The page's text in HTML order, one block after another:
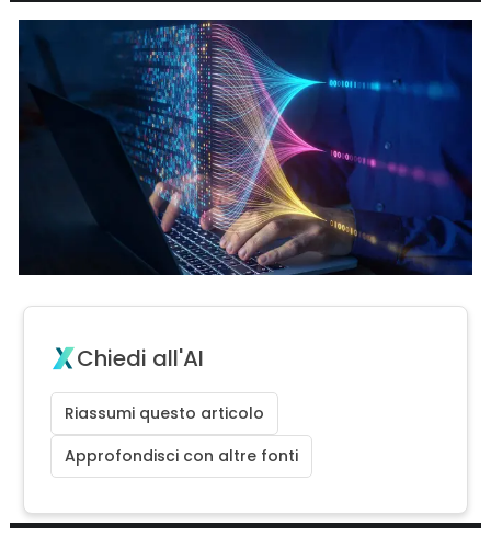
Chiedi all'AI
Riassumi questo articolo
Approfondisci con altre fonti